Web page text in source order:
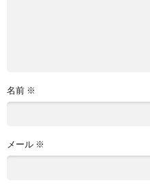
名前 ※
メール ※